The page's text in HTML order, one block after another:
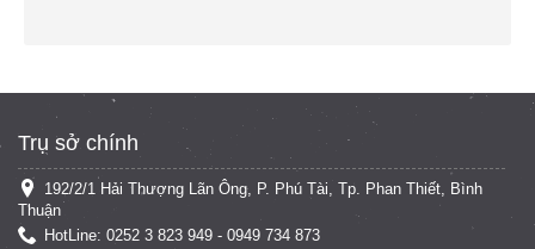
Trụ sở chính
192/2/1 Hải Thượng Lãn Ông, P. Phú Tài, Tp. Phan Thiết, Bình
Thuận
HotLine: 0252 3 823 949 - 0949 734 873